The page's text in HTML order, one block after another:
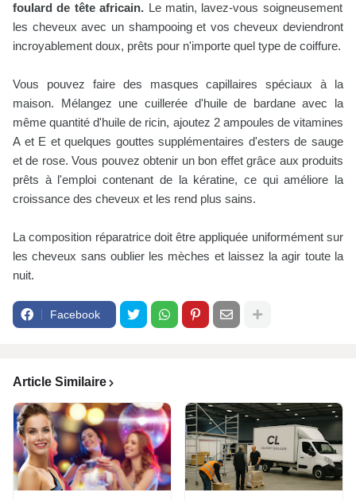
foulard de tête africain. Le matin, lavez-vous soigneusement
les cheveux avec un shampooing et vos cheveux deviendront
incroyablement doux, prêts pour n'importe quel type de coiffure.
Vous pouvez faire des masques capillaires spéciaux à la
maison. Mélangez une cuillerée d'huile de bardane avec la
même quantité d'huile de ricin, ajoutez 2 ampoules de vitamines
A et E et quelques gouttes supplémentaires d'esters de sauge
et de rose. Vous pouvez obtenir un bon effet grâce aux produits
prêts à l'emploi contenant de la kératine, ce qui améliore la
croissance des cheveux et les rend plus sains.
La composition réparatrice doit être appliquée uniformément sur
les cheveux sans oublier les mèches et laissez la agir toute la
nuit.
Facebook
Article Similaire